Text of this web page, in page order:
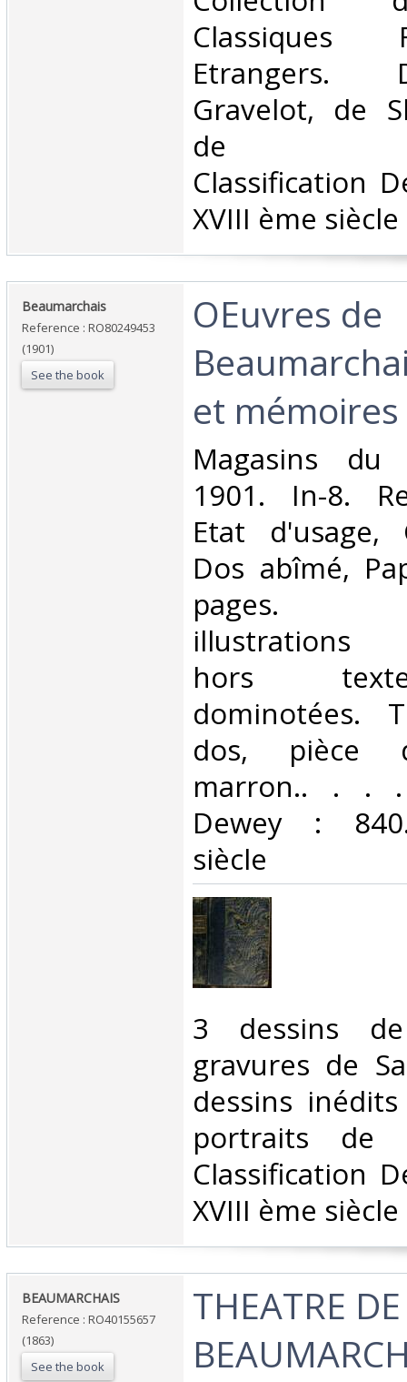
Classiques
Etrangers.
Gravelot, de
de
Classification
XVIII ème siècle‎
‎Beaumarchais‎
Reference : RO80249453
(1901)
See the book
‎OEuvres de
et mémoires‎
‎Magasins du
1901. In-8.
Etat d'usage,
Dos abîmé,
pages.
illustrations
hors
dominotées.
dos, pièce
marron.. . . .
Dewey :
siècle‎
‎3 dessins
gravures de
dessins
portraits de
Classification
XVIII ème siècle‎
‎BEAUMARCHAIS‎
Reference : RO40155657
(1863)
See the book
‎THEATRE DE